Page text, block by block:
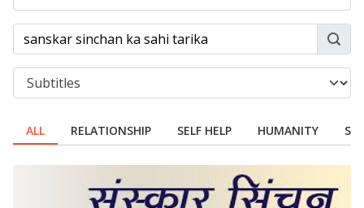
ALL RELATIONSHIP SELF HELP HUMANITY